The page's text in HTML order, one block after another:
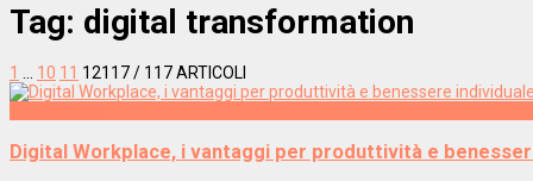
Tag: digital transformation
1 … 10 11 12117/ 117 ARTICOLI
Digital Workplace, i vantaggi per produttività e